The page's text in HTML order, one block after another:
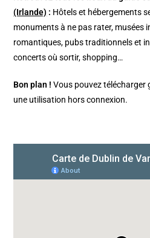
(Irlande) : Hôtels et hébergements
monuments à ne pas rater, musées
romantiques, pubs traditionnels et
concerts où sortir, shopping…
Bon plan ! Vous pouvez
une utilisation hors connexion.